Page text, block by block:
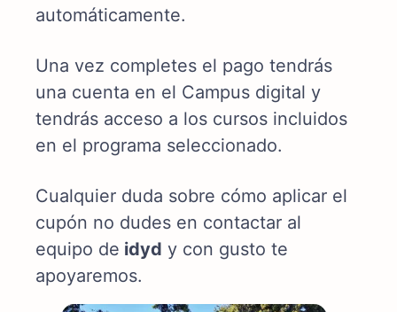
automáticamente.
Una vez completes el pago tendrás
una cuenta en el Campus digital y
tendrás acceso a los cursos incluidos
en el programa seleccionado.
Cualquier duda sobre cómo aplicar el
cupón no dudes en contactar al
equipo de idyd y con gusto te
apoyaremos.